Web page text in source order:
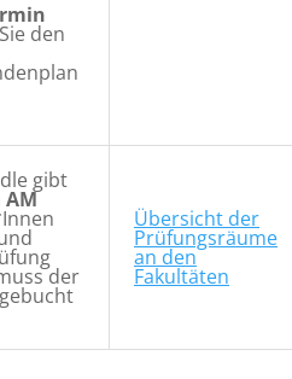
den
gibt
AM
der
gebucht
Übersicht der
Prüfungsräume
an den
Fakultäten